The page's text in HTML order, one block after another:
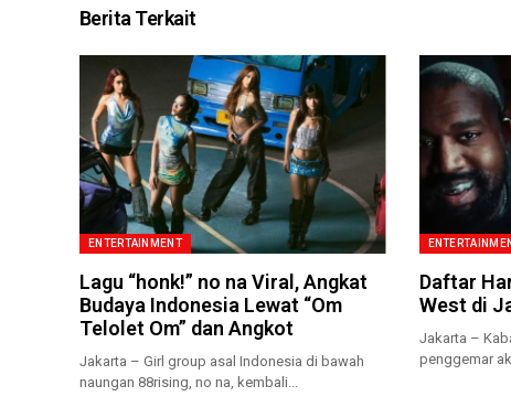
Berita Terkait
ENTERTAINMENT
Lagu “honk!” no na Viral, Angkat
Budaya Indonesia Lewat “Om
Telolet Om” dan Angkot
Jakarta – Girl group asal Indonesia di bawah
naungan 88rising, no na, kembali...
Daftar
West di
Jakarta –
penggemar